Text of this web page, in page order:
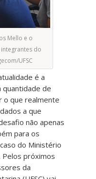
Mello e o
do
UFSC
é a
quantidade de
o que realmente
a que
não apenas
para os
do Ministério
Pelos próximos
da